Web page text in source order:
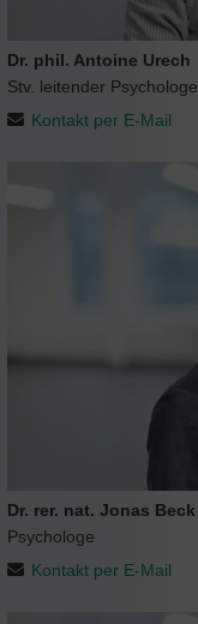
Dr. phil. Antoine Urech
Stv. leitender Psychologe
Kontakt per E-Mail
Dr. rer. nat. Jonas Beck
Psychologe
Kontakt per E-Mail